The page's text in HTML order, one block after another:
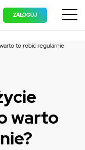
ZALOGUJ
warto